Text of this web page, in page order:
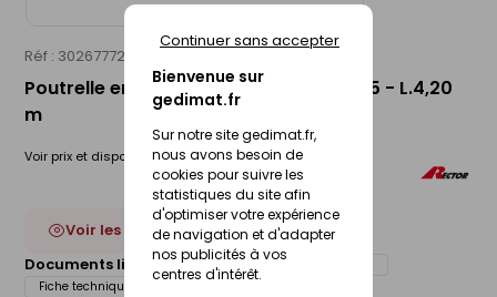
Bienvenue sur
gedimat.fr
Sur notre site gedimat.fr,
nous avons besoin de
cookies pour suivre les
statistiques du site afin
d'optimiser votre expérience
de navigation et d'adapter
nos publicités à vos
centres d'intérêt.
Continuer sans accepter
Réf : 30267772
Poutrelle en béton précontraint RSE 135 - L.4,20
m
Voir prix et disponibilité en magasin
Voir les 6 déclinaisons
Documents liés :
Déclaration de performance (DOP)
Fiche technique